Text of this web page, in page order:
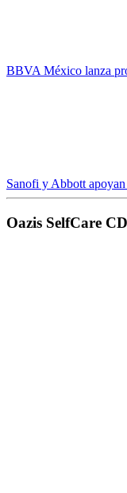
BBVA México lanza
Sanofi y Abbott apoyan
Oazis SelfCare